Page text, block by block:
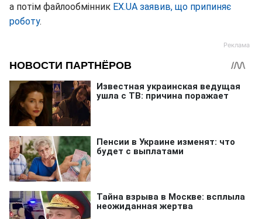
а потім файлообмінник EX.UA заявив, що припиняє
роботу.